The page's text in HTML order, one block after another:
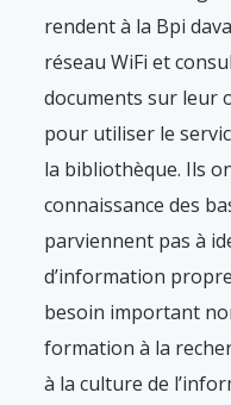
rendent à la Bpi
réseau WiFi et
documents sur leur
pour utiliser le
la bibliothèque. Ils
connaissance des
parviennent pas à
d’information
besoin important
formation à la
à la culture de